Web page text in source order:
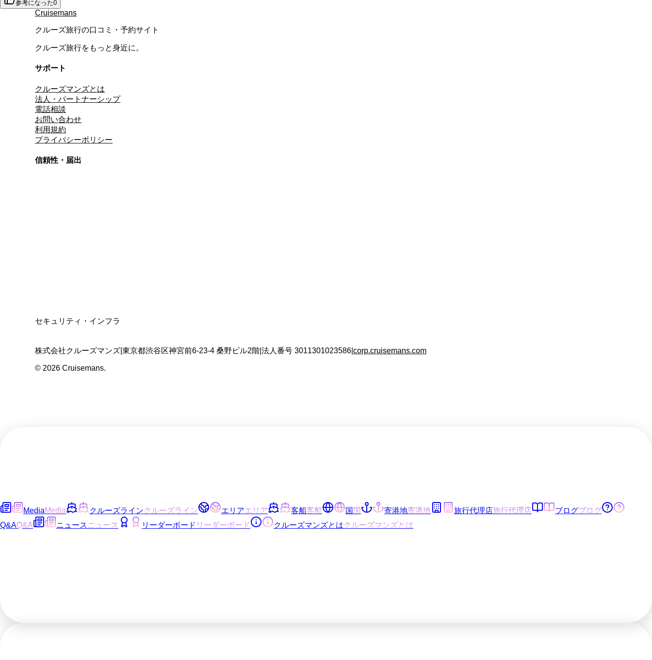
参考になった0
Cruisemans
クルーズ旅行の口コミ・予約サイト
クルーズ旅行をもっと身近に。
サポート
クルーズマンズとは
法人・パートナーシップ
電話相談
お問い合わせ
利用規約
プライバシーポリシー
信頼性・届出
セキュリティ・インフラ
株式会社クルーズマンズ 東京都渋谷区神宮前6-23-4 桑野ビル2階 法人番号 3011301023586 corp.cruisemans.com
© 2026 Cruisemans.
MediaMedia クルーズラインクルーズライン エリアエリア 客船客船 国国 寄港地寄港地 旅行代理店旅行代理店 ブログブログ
Q&AQ&A ニュース ニュース リーダーボード リーダーボード クルーズマンズとはクルーズマンズとは